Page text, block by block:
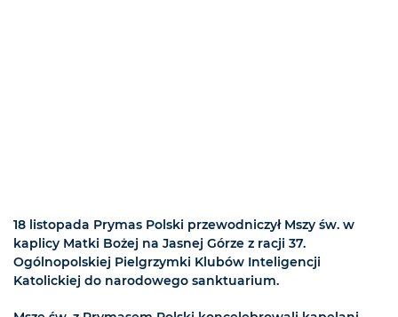
18 listopada Prymas Polski przewodniczył Mszy św. w
kaplicy Matki Bożej na Jasnej Górze z racji 37.
Ogólnopolskiej Pielgrzymki Klubów Inteligencji
Katolickiej do narodowego sanktuarium.